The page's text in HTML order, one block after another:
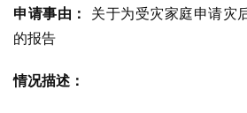
申请事由：
关于为受灾家庭申请灾
的报告
情况描述：